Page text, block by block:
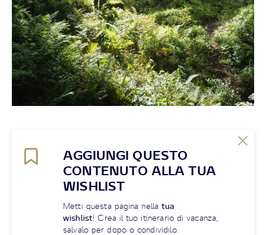
AGGIUNGI QUESTO
CONTENUTO ALLA TUA
WISHLIST
Metti questa pagina nellatua
wishlist! Crea il tuo itinerario di vacanza,
salvalo per dopo o condividilo.